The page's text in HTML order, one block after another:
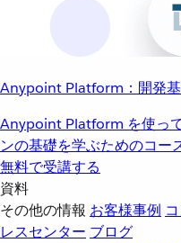
Anypoint Platform：開発
Anypoint Platform を使っ
ンの基礎を学ぶためのコー
無料で受講する
資料
その他の情報 お客様事例
レスセンター ブログ